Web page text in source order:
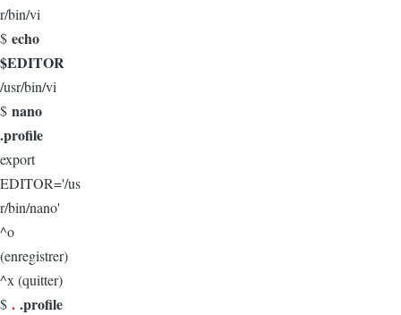
r/bin/vi
$ echo
$EDITOR
/usr/bin/vi
$ nano
.profile
export
EDITOR='/us
r/bin/nano'
^o
(enregistrer)
^x (quitter)
$ . .profile